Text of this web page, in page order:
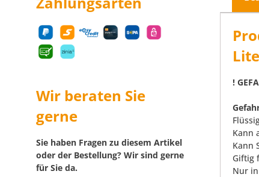
Wir beraten Sie
gerne
Sie haben Fragen zu diesem Artikel
oder der Bestellung? Wir sind gerne
für Sie da.
!
Kann
Kann
Giftig
Nur